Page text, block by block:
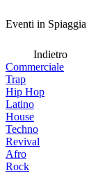
Eventi in Spiaggia
Indietro
Commerciale
Trap
Hip Hop
Latino
House
Techno
Revival
Afro
Rock